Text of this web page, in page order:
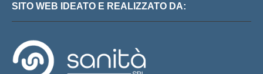
SITO WEB IDEATO E REALIZZATO DA: